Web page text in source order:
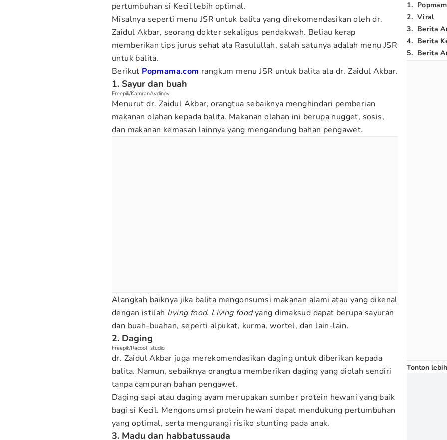
pertumbuhan si Kecil lebih optimal.
Misalnya seperti menu JSR untuk balita yang direkomendasikan oleh dr.
Zaidul Akbar, seorang dokter sekaligus pendakwah. Beliau kerap
memberikan tips jurus sehat ala Rasulullah, salah satunya adalah menu JSR
untuk balita.
Berikut Popmama.com rangkum menu JSR untuk balita ala dr. Zaidul Akbar.
1. Sayur dan buah
Freepik/KamranAydinov
Menurut dr. Zaidul Akbar, orangtua sebaiknya menghindari pemberian
makanan olahan kepada balita. Makanan olahan ini berupa nugget, sosis,
dan makanan kemasan lainnya yang mengandung bahan pengawet.
Alangkah baiknya jika balita mengonsumsi makanan alami atau yang dikenal
dengan istilah living food. Living foodyang dimaksud dapat berupa sayuran
dan buah-buahan, seperti alpukat, kurma, wortel, dan lain-lain.
2. Daging
Freepik/Racool_studio
dr. Zaidul Akbar juga merekomendasikan daging untuk diberikan kepada
balita. Namun, sebaiknya orangtua memberikan daging yang diolah sendiri
tanpa campuran bahan pengawet.
Daging sapi atau daging ayam merupakan sumber protein hewani yang baik
bagi si Kecil. Mengonsumsi protein hewani dapat mendukung pertumbuhan
yang optimal, serta mengurangi risiko stunting pada anak.
3. Madu dan habbatussauda
1.
2. Viral
3. Berita
4. Berita
5. Berita
Tonton